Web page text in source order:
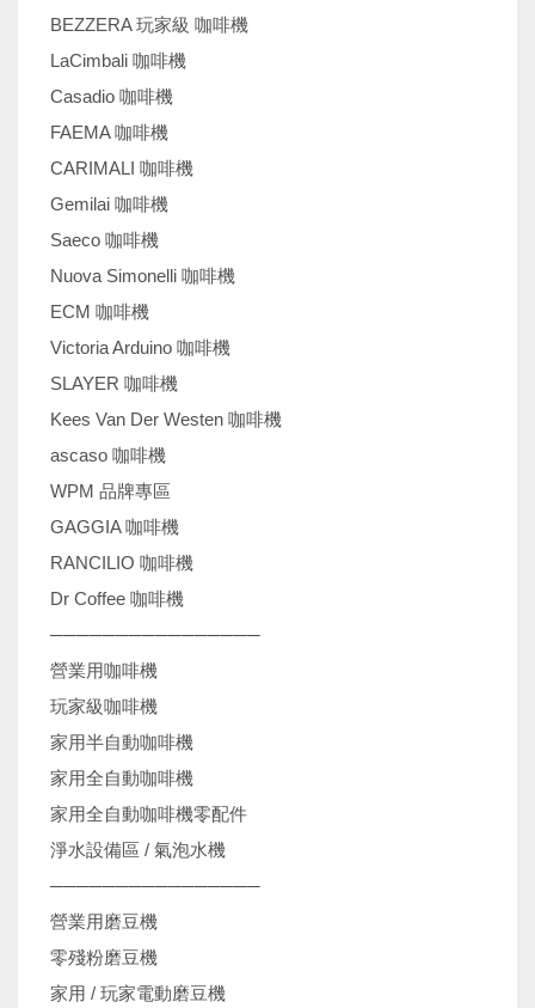
BEZZERA 玩家級 咖啡機
LaCimbali 咖啡機
Casadio 咖啡機
FAEMA 咖啡機
CARIMALI 咖啡機
Gemilai 咖啡機
Saeco 咖啡機
Nuova Simonelli 咖啡機
ECM 咖啡機
Victoria Arduino 咖啡機
SLAYER 咖啡機
Kees Van Der Westen 咖啡機
ascaso 咖啡機
WPM 品牌專區
GAGGIA 咖啡機
RANCILIO 咖啡機
Dr Coffee 咖啡機
────────────────
營業用咖啡機
玩家級咖啡機
家用半自動咖啡機
家用全自動咖啡機
家用全自動咖啡機零配件
淨水設備區 / 氣泡水機
────────────────
營業用磨豆機
零殘粉磨豆機
家用 / 玩家電動磨豆機